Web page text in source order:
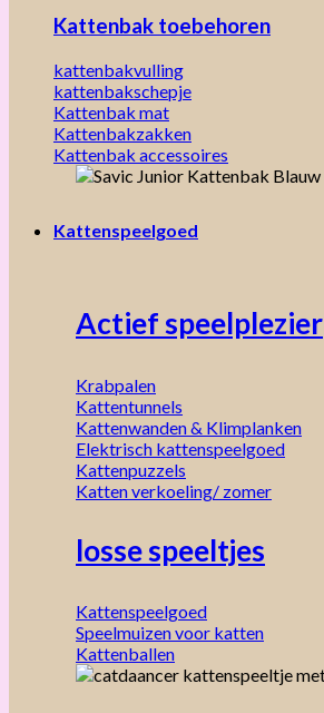
Kattenbak toebehoren
kattenbakvulling
kattenbakschepje
Kattenbak mat
Kattenbakzakken
Kattenbak accessoires
Kattenspeelgoed
Actief speelplezier
Krabpalen
Kattentunnels
Kattenwanden & Klimplanken
Elektrisch kattenspeelgoed
Kattenpuzzels
Katten verkoeling/ zomer
losse speeltjes
Kattenspeelgoed
Speelmuizen voor katten
Kattenballen